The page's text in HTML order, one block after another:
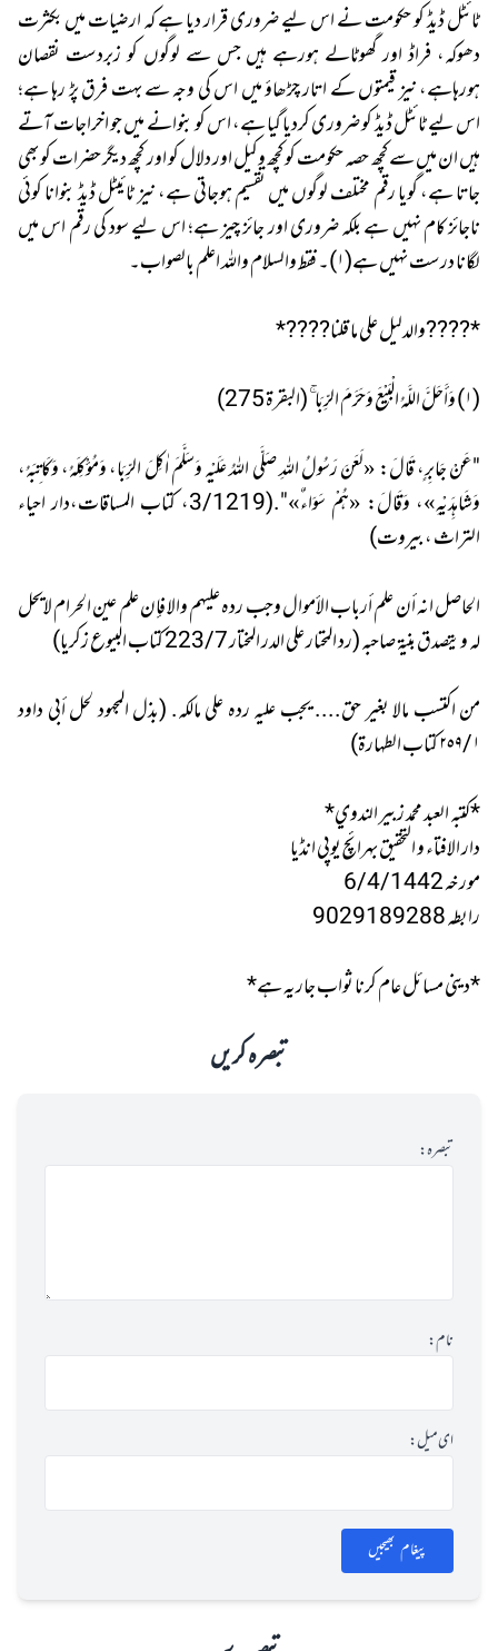
ٹائٹل ڈیڈ کو حکومت نے اس لیے ضروری قرار دیا ہے کہ ارضیات میں بکثرت
دھوکہ، فراڈ اور گھوٹالے ہورہے ہیں جس سے لوگوں کو زبردست نقصان
ہورہاہے، نیز قیمتوں کے اتار چڑھاؤ میں اس کی وجہ سے بہت فرق پڑ رہا ہے؛
اس لیے ٹائٹل ڈیڈ کو ضروری کردیا گیا ہے، اس کو بنوانے میں جو اخراجات آتے
ہیں ان میں سے کچھ حصہ حکومت کو کچھ وکیل اور دلال کو اور کچھ دیگر حضرات کو بھی
جاتا ہے، گویا رقم مختلف لوگوں میں تقسیم ہوجاتی ہے، نیز ٹائیٹل ڈیڈ بنوانا کوئی
ناجائز کام نہیں ہے بلکہ ضروری اور جائز چیز ہے؛ اس لیے سود کی رقم اس میں
لگانا درست نہیں ہے(١)۔ فقط والسلام واللہ اعلم بالصواب۔
*????والدليل على ما قلنا????*
(١) وَأَحَلَّ اللَّهُ الْبَيْعَ وَحَرَّمَ الرِّبَا ۚ (البقرة 275)
"عَنْ جَابِرٍ، قَالَ: «لَعَنَ رَسُولُ اللهِ صَلَّى اللهُ عَلَيْهِ وَسَلَّمَ اٰكِلَ الرِّبَا، وَمُؤْكِلَهُ، وَكَاتِبَهُ،
وَشَاهِدَيْهِ»، وَقَالَ: «هُمْ سَوَاءٌ»".(3/1219، کتاب المساقات،دار احیاء
التراث ، بیروت)
الحاصل انه أن علم أرباب الأموال وجب رده عليهم والا فإن علم عين الحرام لايحل
له ويتصدق بنية صاحبه (رد المحتار على الدر المختار 223/7 كتاب البيوع زكريا)
من اكتسب مالا بغير حق.... يجب عليه رده على مالكه. (بذل المجهود لحل أبي داود
٢٥٩/١ كتاب الطهارة)
*كتبه العبد محمد زبير الندوي*
دار الافتاء و التحقیق بہرائچ یوپی انڈیا
مورخہ 6/4/1442
رابطہ 9029189288
*دینی مسائل عام کرنا ثواب جاریہ ہے*
تبصرہ کریں
تبصرہ:
نام:
ای میل:
پیغام بھیجیں